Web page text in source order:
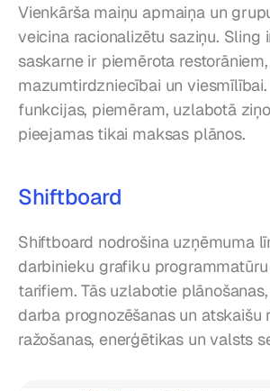
Vienkārša maiņu apmaiņa un
veicina racionalizētu saziņu. Sling
saskarne ir piemērota restorāniem,
mazumtirdzniecībai un
funkcijas, piemēram, uzlabotā
pieejamas tikai maksas plānos.
Shiftboard
Shiftboard nodrošina uzņēmuma
darbinieku grafiku
tarifiem. Tās uzlabotie
darba prognozēšanas un atskaišu
ražošanas, enerģētikas un valsts